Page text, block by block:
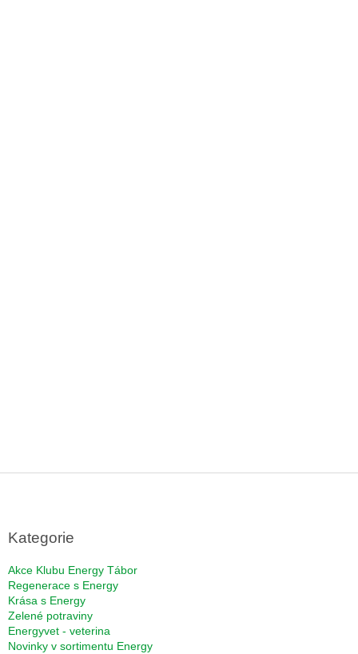
Kategorie
Akce Klubu Energy Tábor
Regenerace s Energy
Krása s Energy
Zelené potraviny
Energyvet - veterina
Novinky v sortimentu Energy